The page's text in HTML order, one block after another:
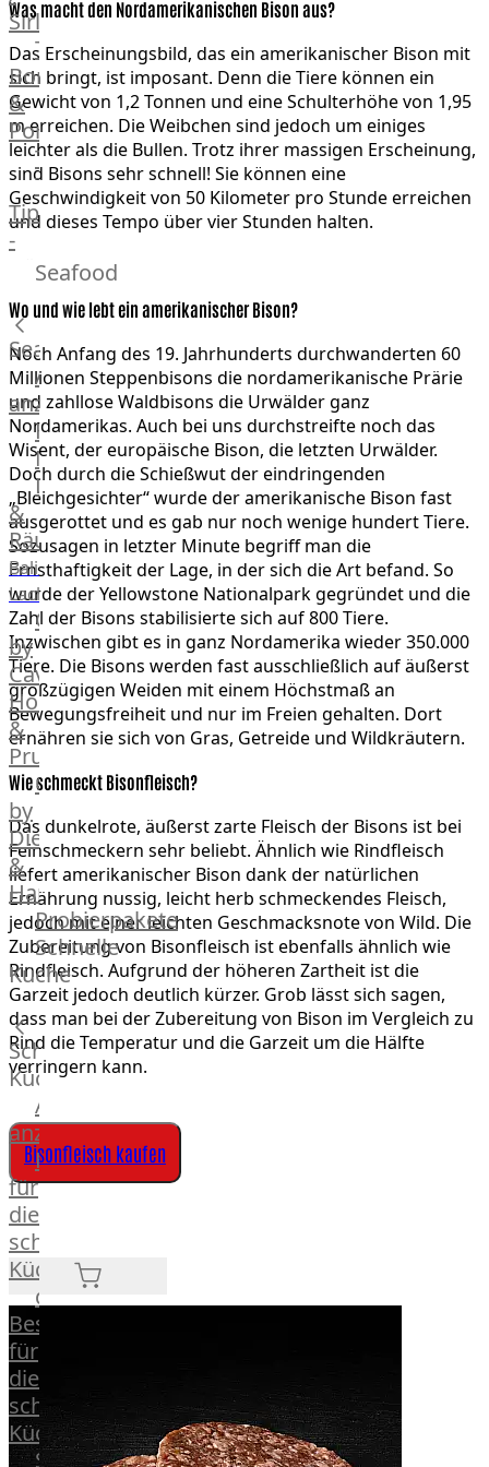
Veire
F1
Wagyu
Beef
Schwein
Ibérico
Schwein
Joselito
Ibérico
70%
Bellota
Garimori
Ibérico
35%
Bellota
LiVar
Schweinefleisch
Mangalitza
Schwein
Geflügel
Miéral
Geflügel
Huhn
&
Hahn
Kapaun
Ente
Perlhuhn
Gans
Kalb
Lamm
Nordsee
Lamm
Französisches
Lamm
Donald
Russell
Lamm
Bison
Kaninchen
Wild
Rotwild
Elch
Dry-
Aged
Burger
Würstchen
Traditionell
&
klassisch
Außergewöhnlich
&
exotisch
OTTO
Sirloin
T-
Bone
&
Porterhouse
Tomahawk
Tri
Tip
-
Bürgermeisterstück
Bäckchen
Hanging
Tender
Special
Cuts
Rippchen
Teilstücke
vom
Rind
Teilstücke
vom
Schwein
Teilstücke
vom
Lamm
Teilstücke
vom
Geflügel
Seafood
Seafood
Alle
anzeigen
Fisch
Meeresfrüchte
Lachs
&
Räucherlachs
Balik
Lachs
Caviar
by
Caviar
House
&
Prunier
Caviar
by
Dieckmann
&
Hansen
Probierpakete
Schnelle
Küche
Schnelle
Küche
Alle
anzeigen
Hausmannskost
für
die
schnelle
Küche
das
Besondere
für
die
schnelle
Küche
Streetfood
Was macht den Nordamerikanischen Bison aus?
Das Erscheinungsbild, das ein amerikanischer Bison mit
sich bringt, ist imposant. Denn die Tiere können ein
Gewicht von 1,2 Tonnen und eine Schulterhöhe von 1,95
m erreichen. Die Weibchen sind jedoch um einiges
leichter als die Bullen. Trotz ihrer massigen Erscheinung,
sind Bisons sehr schnell! Sie können eine
Geschwindigkeit von 50 Kilometer pro Stunde erreichen
und dieses Tempo über vier Stunden halten.
Wo und wie lebt ein amerikanischer Bison?
Noch Anfang des 19. Jahrhunderts durchwanderten 60
Millionen Steppenbisons die nordamerikanische Prärie
und zahllose Waldbisons die Urwälder ganz
Nordamerikas. Auch bei uns durchstreifte noch das
Wisent, der europäische Bison, die letzten Urwälder.
Doch durch die Schießwut der eindringenden
„Bleichgesichter“ wurde der amerikanische Bison fast
ausgerottet und es gab nur noch wenige hundert Tiere.
Sozusagen in letzter Minute begriff man die
Ernsthaftigkeit der Lage, in der sich die Art befand. So
wurde der Yellowstone Nationalpark gegründet und die
Zahl der Bisons stabilisierte sich auf 800 Tiere.
Inzwischen gibt es in ganz Nordamerika wieder 350.000
Tiere. Die Bisons werden fast ausschließlich auf äußerst
großzügigen Weiden mit einem Höchstmaß an
Bewegungsfreiheit und nur im Freien gehalten. Dort
ernähren sie sich von Gras, Getreide und Wildkräutern.
Wie schmeckt Bisonfleisch?
Das dunkelrote, äußerst zarte Fleisch der Bisons ist bei
Feinschmeckern sehr beliebt. Ähnlich wie Rindfleisch
liefert amerikanischer Bison dank der natürlichen
Ernährung nussig, leicht herb schmeckendes Fleisch,
jedoch mit einer leichten Geschmacksnote von Wild. Die
Zubereitung von Bisonfleisch ist ebenfalls ähnlich wie
Rindfleisch. Aufgrund der höheren Zartheit ist die
Garzeit jedoch deutlich kürzer. Grob lässt sich sagen,
dass man bei der Zubereitung von Bison im Vergleich zu
Rind die Temperatur und die Garzeit um die Hälfte
verringern kann.
Bisonfleisch kaufen